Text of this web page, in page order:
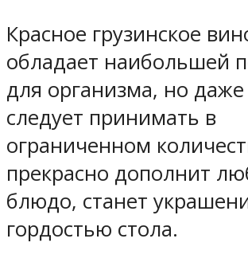
Красное грузинское
обладает наибольшей
для организма, но даже
следует принимать в
ограниченном
прекрасно дополнит
блюдо, станет
гордостью стола.